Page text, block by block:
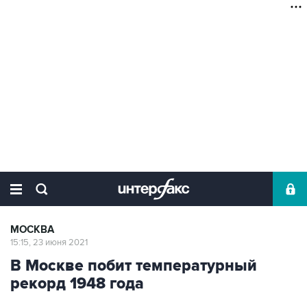
МОСКВА
15:15, 23 июня 2021
В Москве побит температурный
рекорд 1948 года